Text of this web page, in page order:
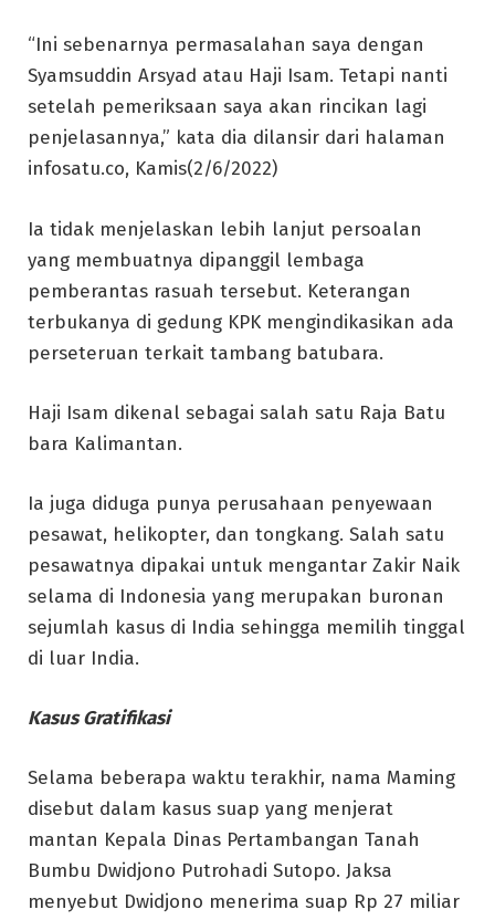
“Ini sebenarnya permasalahan saya dengan
Syamsuddin Arsyad atau Haji Isam. Tetapi nanti
setelah pemeriksaan saya akan rincikan lagi
penjelasannya,” kata dia dilansir dari halaman
infosatu.co, Kamis(2/6/2022)
Ia tidak menjelaskan lebih lanjut persoalan
yang membuatnya dipanggil lembaga
pemberantas rasuah tersebut. Keterangan
terbukanya di gedung KPK mengindikasikan ada
perseteruan terkait tambang batubara.
Haji Isam dikenal sebagai salah satu Raja Batu
bara Kalimantan.
Ia juga diduga punya perusahaan penyewaan
pesawat, helikopter, dan tongkang. Salah satu
pesawatnya dipakai untuk mengantar Zakir Naik
selama di Indonesia yang merupakan buronan
sejumlah kasus di India sehingga memilih tinggal
di luar India.
Kasus Gratifikasi
Selama beberapa waktu terakhir, nama Maming
disebut dalam kasus suap yang menjerat
mantan Kepala Dinas Pertambangan Tanah
Bumbu Dwidjono Putrohadi Sutopo. Jaksa
menyebut Dwidjono menerima suap Rp 27 miliar